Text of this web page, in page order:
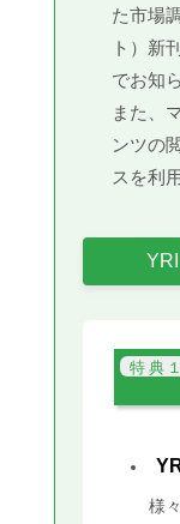
た市場
ト）新
でお知
また、
ンツの
スを利
様